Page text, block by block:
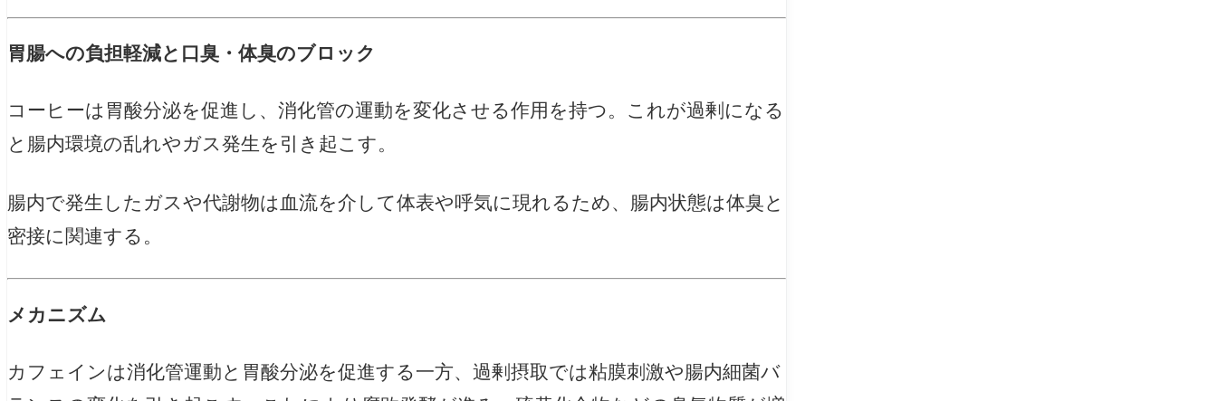
胃腸への負担軽減と口臭・体臭のブロック
コーヒーは胃酸分泌を促進し、消化管の運動を変化させる作用を持つ。これが過剰になる
と腸内環境の乱れやガス発生を引き起こす。
腸内で発生したガスや代謝物は血流を介して体表や呼気に現れるため、腸内状態は体臭と
密接に関連する。
メカニズム
カフェインは消化管運動と胃酸分泌を促進する一方、過剰摂取では粘膜刺激や腸内細菌バ